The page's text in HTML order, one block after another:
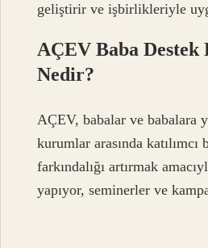
geliştirir ve işbirlikleriyle
AÇEV Baba Destek
Nedir?
AÇEV, babalar ve babalara
kurumlar arasında katılımcı
farkındalığı artırmak
yapıyor, seminerler ve